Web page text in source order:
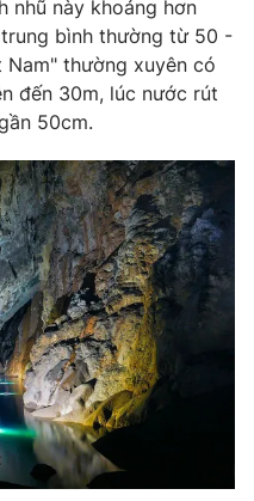
video
Thể thao
động sản
lòng Việt
mình bằng AI
nhũ này khoảng hơn
bình thường từ 50 -
thường xuyên có
đến 30m, lúc nước rút
50cm.